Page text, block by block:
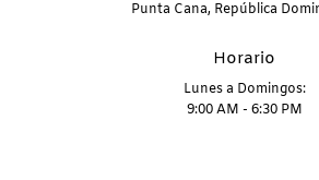
Punta Cana, República
Horario
Lunes a Domingos:
9:00 AM - 6:30 PM